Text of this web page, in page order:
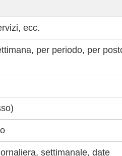
ecc.
per periodo, per
settimanale, date